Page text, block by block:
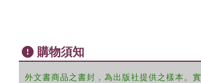
購物須知
外文書商品之書封，為出版社提供之樣本。